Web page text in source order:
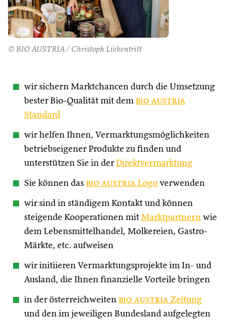
© BIO AUSTRIA / Christoph Liebentritt
wir sichern Marktchancen durch die Umsetzung
bester Bio-Qualität mit dem bio austria
Standard
wir helfen Ihnen, Vermarktungsmöglichkeiten
betriebseigener Produkte zu finden und
unterstützen Sie in derDirektvermarktung
Sie können das bio austria Logo verwenden
wir sind in ständigem Kontakt und können
steigende Kooperationen mit Marktpartnern wie
dem Lebensmittelhandel, Molkereien, Gastro-
Märkte, etc. aufweisen
wir initiieren Vermarktungsprojekte im In- und
Ausland, die Ihnen finanzielle Vorteile bringen
in der österreichweiten bio austria Zeitung
und den im jeweiligen Bundesland aufgelegten